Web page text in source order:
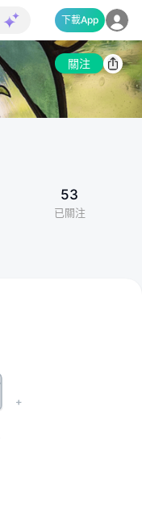
下載App
關注
53
已關注